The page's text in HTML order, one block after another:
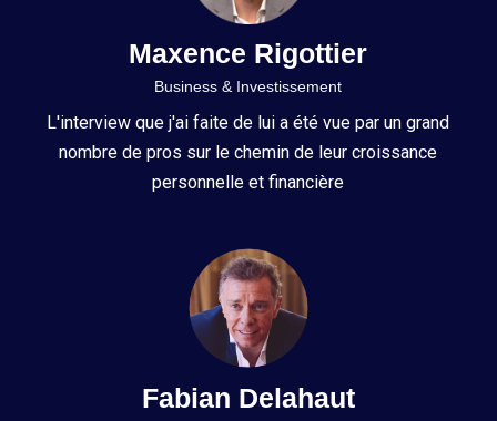
Maxence Rigottier
Business & Investissement
L'interview que j'ai faite de lui a été vue par un grand
nombre de pros sur le chemin de leur croissance
personnelle et financière
Fabian Delahaut